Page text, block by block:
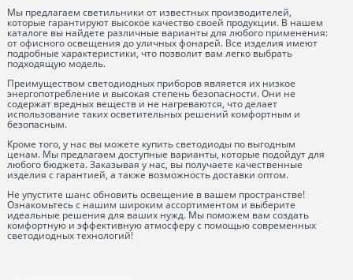
Мы предлагаем светильники от известных производителей,
которые гарантируют высокое качество своей продукции. В нашем
каталоге вы найдете различные варианты для любого применения:
от офисного освещения до уличных фонарей. Все изделия имеют
подробные характеристики, что позволит вам легко выбрать
подходящую модель.
Преимуществом светодиодных приборов является их низкое
энергопотребление и высокая степень безопасности. Они не
содержат вредных веществ и не нагреваются, что делает
использование таких осветительных решений комфортным и
безопасным.
Кроме того, у нас вы можете купить светодиоды по выгодным
ценам. Мы предлагаем доступные варианты, которые подойдут для
любого бюджета. Заказывая у нас, вы получаете качественные
изделия с гарантией, а также возможность доставки оптом.
Не упустите шанс обновить освещение в вашем пространстве!
Ознакомьтесь с нашим широким ассортиментом и выберите
идеальные решения для ваших нужд. Мы поможем вам создать
комфортную и эффективную атмосферу с помощью современных
светодиодных технологий!